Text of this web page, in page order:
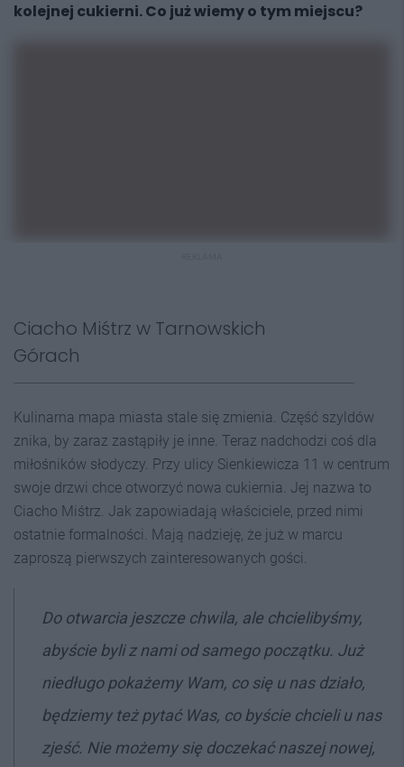
kolejnej cukierni. Co już wiemy o tym miejscu?
Ciacho Miśtrz w Tarnowskich
Górach
Kulinarna mapa miasta stale się zmienia. Część szyldów
znika, by zaraz zastąpiły je inne. Teraz nadchodzi coś dla
miłośników słodyczy. Przy ulicy Sienkiewicza 11 w centrum
swoje drzwi chce otworzyć nowa cukiernia. Jej nazwa to
Ciacho Miśtrz. Jak zapowiadają właściciele, przed nimi
ostatnie formalności. Mają nadzieję, że już w marcu
zaproszą pierwszych zainteresowanych gości.
Do otwarcia jeszcze chwila, ale chcielibyśmy,
abyście byli z nami od samego początku. Już
niedługo pokażemy Wam, co się u nas działo,
będziemy też pytać Was, co byście chcieli u nas
zjeść. Nie możemy się doczekać naszej nowej,